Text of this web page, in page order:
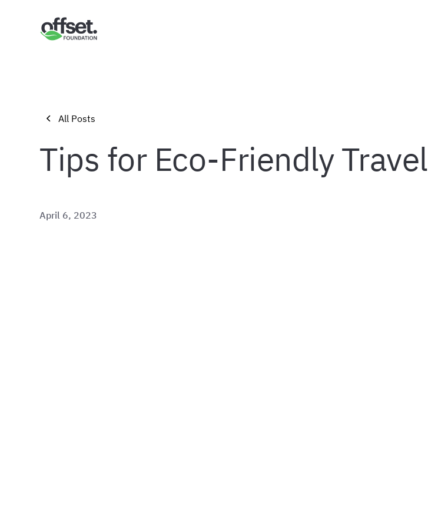
All Posts
Tips for Eco-Friendly Travel
April 6, 2023